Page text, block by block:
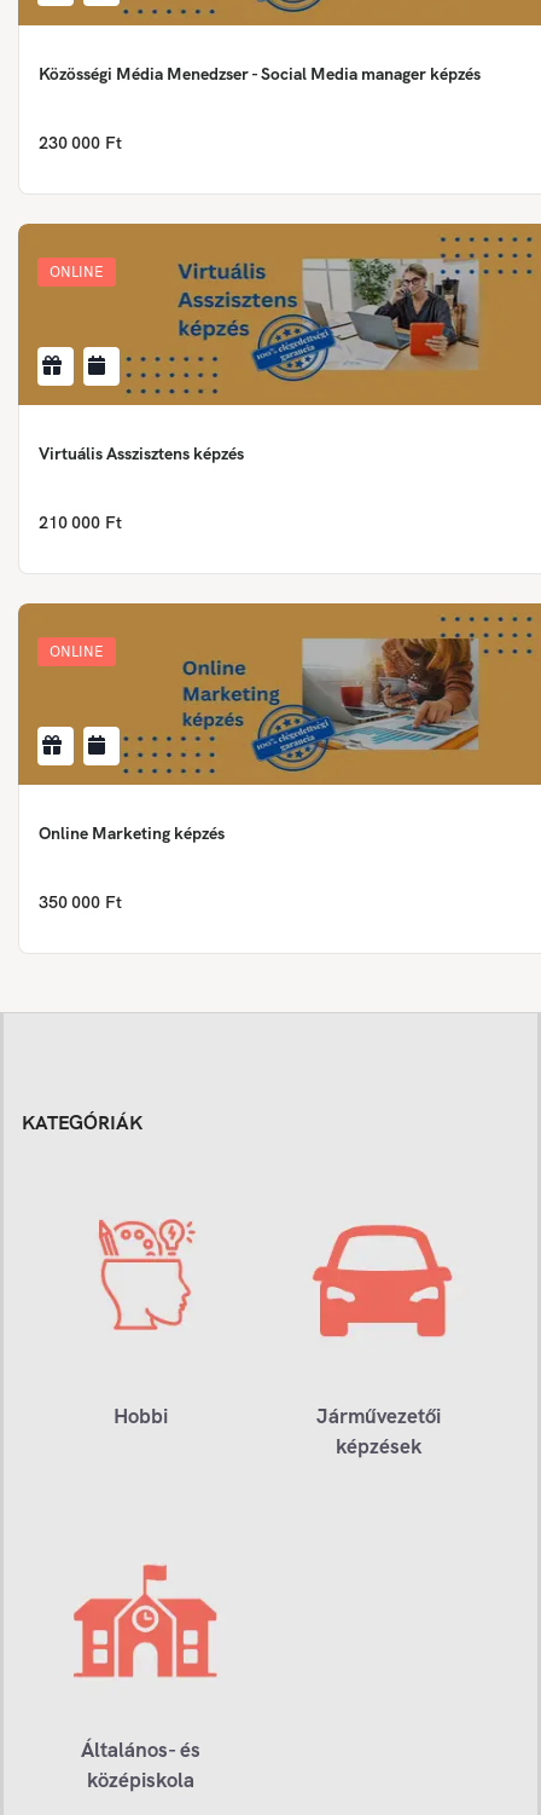
Közösségi Média Menedzser - Social Media manager képzés
230 000 Ft
ONLINE
Virtuális Asszisztens képzés
210 000 Ft
ONLINE
Online Marketing képzés
350 000 Ft
KATEGÓRIÁK
Hobbi
Járművezetői
képzések
Általános- és
középiskola